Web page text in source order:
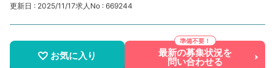
更新日 : 2025/11/17求人No : 669244
お気に入り 最新の募集状況を
問い合わせる